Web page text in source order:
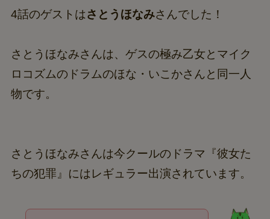
4話のゲストはさとうほなみさんでした！
さとうほなみさんは、ゲスの極み乙女とマイク
ロコズムのドラムのほな・いこかさんと同一人
物です。
さとうほなみさんは今クールのドラマ『彼女た
ちの犯罪』にはレギュラー出演されています。